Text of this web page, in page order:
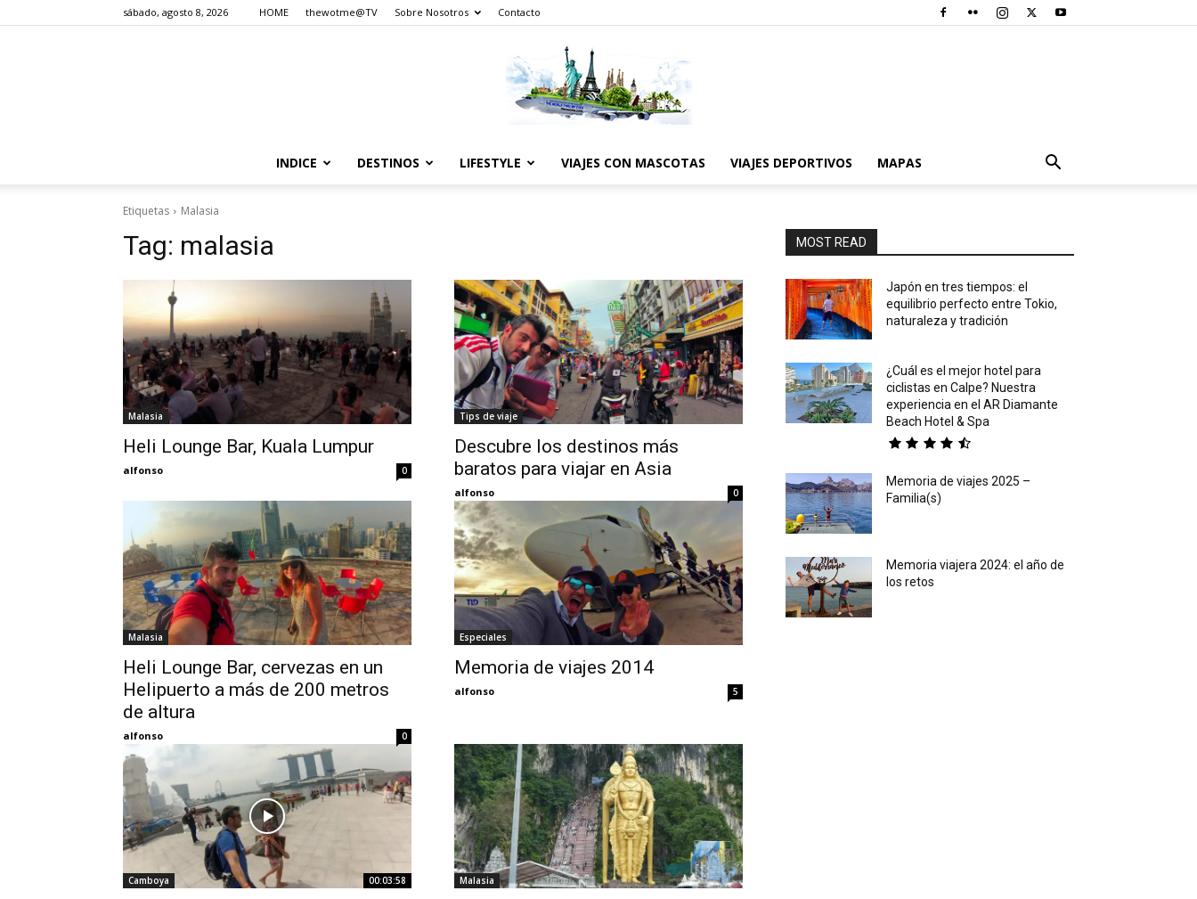
sábado, agosto 8, 2026 HOME thewotme@TV Sobre Nosotros Contacto
World
Thru
My
Eyes
INDICE DESTINOS LIFESTYLE VIAJES CON MASCOTAS VIAJES DEPORTIVOS MAPAS
Etiquetas Malasia
Tag: malasia
Malasia
Heli Lounge Bar, Kuala Lumpur
alfonso 0
Tips de viaje
Descubre los destinos más
baratos para viajar en Asia
alfonso 0
Malasia
Heli Lounge Bar, cervezas en un
Helipuerto a más de 200 metros
de altura
alfonso 0
Especiales
Memoria de viajes 2014
alfonso 5
Camboya 00:03:58 Malasia
MOST READ
Japón en tres tiempos: el
equilibrio perfecto entre Tokio,
naturaleza y tradición
¿Cuál es el mejor hotel para
ciclistas en Calpe? Nuestra
experiencia en el AR Diamante
Beach Hotel & Spa
Memoria de viajes 2025 –
Familia(s)
Memoria viajera 2024: el año de
los retos